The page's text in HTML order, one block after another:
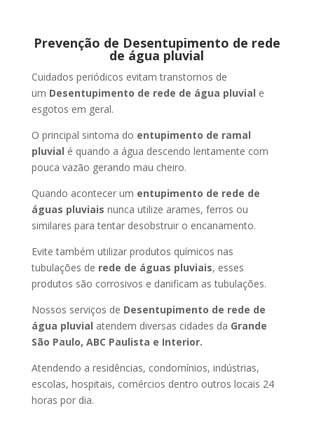
Prevenção de Desentupimento de rede
de água pluvial
Cuidados periódicos evitam transtornos de
um Desentupimento de rede de água pluvial e
esgotos em geral.
O principal sintoma do entupimento de ramal
pluvial é quando a água descendo lentamente com
pouca vazão gerando mau cheiro.
Quando acontecer um entupimento de rede de
águas pluviais nunca utilize arames, ferros ou
similares para tentar desobstruir o encanamento.
Evite também utilizar produtos químicos nas
tubulações de rede de águas pluviais, esses
produtos são corrosivos e danificam as tubulações.
Nossos serviços de Desentupimento de rede de
água pluvial atendem diversas cidades da Grande
São Paulo, ABC Paulista e Interior.
Atendendo a residências, condomínios, indústrias,
escolas, hospitais, comércios dentro outros locais 24
horas por dia.